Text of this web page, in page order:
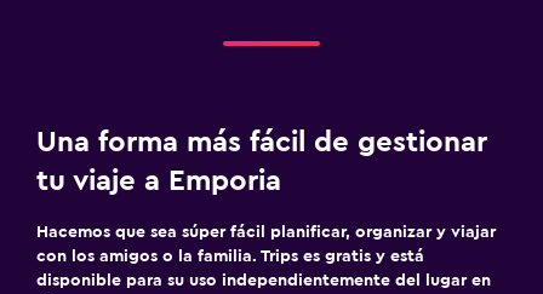
Una forma más fácil de gestionar
tu viaje a Emporia
Hacemos que sea súper fácil planificar, organizar y viajar
con los amigos o la familia. Trips es gratis y está
disponible para su uso independientemente del lugar en